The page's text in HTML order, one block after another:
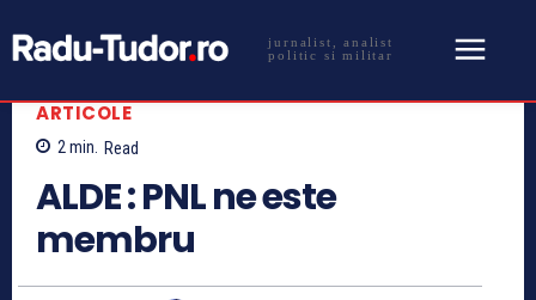
jurnalist, analist
politic si militar
ARTICOLE
2min. Read
ALDE : PNL ne este
membru